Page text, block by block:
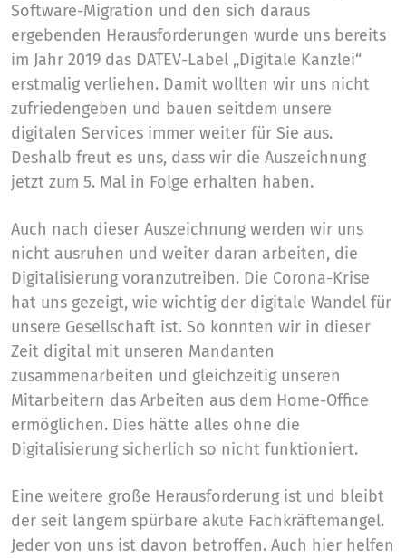
Software-Migration und den sich daraus
ergebenden Herausforderungen wurde uns bereits
im Jahr 2019 das DATEV-Label „Digitale Kanzlei“
erstmalig verliehen. Damit wollten wir uns nicht
zufriedengeben und bauen seitdem unsere
digitalen Services immer weiter für Sie aus.
Deshalb freut es uns, dass wir die Auszeichnung
jetzt zum 5. Mal in Folge erhalten haben.
Auch nach dieser Auszeichnung werden wir uns
nicht ausruhen und weiter daran arbeiten, die
Digitalisierung voranzutreiben. Die Corona-Krise
hat uns gezeigt, wie wichtig der digitale Wandel für
unsere Gesellschaft ist. So konnten wir in dieser
Zeit digital mit unseren Mandanten
zusammenarbeiten und gleichzeitig unseren
Mitarbeitern das Arbeiten aus dem Home-Office
ermöglichen. Dies hätte alles ohne die
Digitalisierung sicherlich so nicht funktioniert.
Eine weitere große Herausforderung ist und bleibt
der seit langem spürbare akute Fachkräftemangel.
Jeder von uns ist davon betroffen. Auch hier helfen